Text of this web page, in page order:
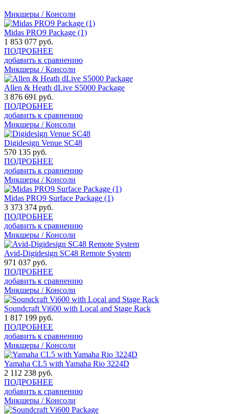
Микшеры / Консоли
Midas PRO9 Package (1)
1 853 077 руб.
ПОДРОБНЕЕ
добавить к сравнению
Микшеры / Консоли
Allen & Heath dLive S5000 Package
3 876 691 руб.
ПОДРОБНЕЕ
добавить к сравнению
Микшеры / Консоли
Digidesign Venue SC48
570 135 руб.
ПОДРОБНЕЕ
добавить к сравнению
Микшеры / Консоли
Midas PRO9 Surface Package (1)
3 373 374 руб.
ПОДРОБНЕЕ
добавить к сравнению
Микшеры / Консоли
Avid-Digidesign SC48 Remote System
971 037 руб.
ПОДРОБНЕЕ
добавить к сравнению
Микшеры / Консоли
Soundcraft Vi600 with Local and Stage Rack
1 817 199 руб.
ПОДРОБНЕЕ
добавить к сравнению
Микшеры / Консоли
Yamaha CL5 with Yamaha Rio 3224D
2 112 238 руб.
ПОДРОБНЕЕ
добавить к сравнению
Микшеры / Консоли